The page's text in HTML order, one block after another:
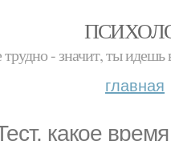
трудно - значит, ты
главная
какое